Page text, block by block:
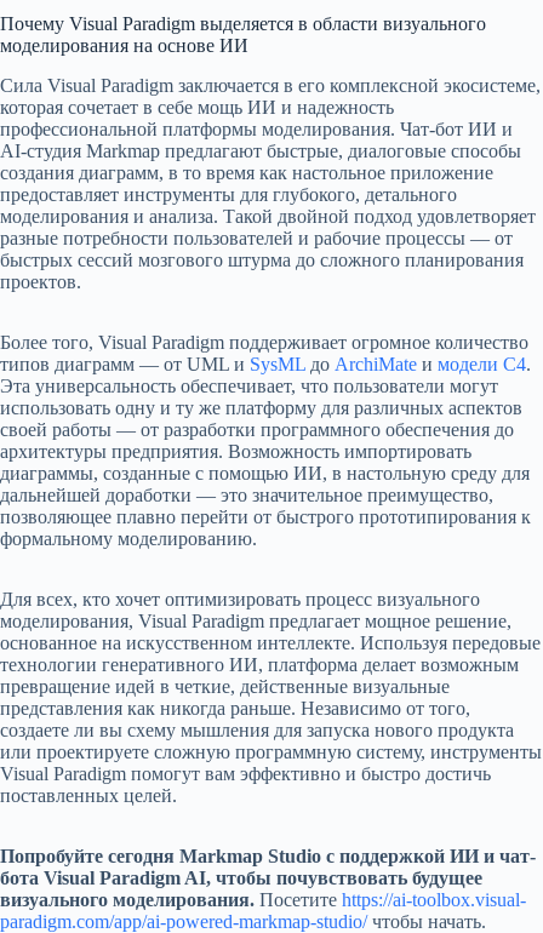
Почему Visual Paradigm выделяется в области визуального
моделирования на основе ИИ
Сила Visual Paradigm заключается в его комплексной экосистеме,
которая сочетает в себе мощь ИИ и надежность
профессиональной платформы моделирования. Чат-бот ИИ и
AI-студия Markmap предлагают быстрые, диалоговые способы
создания диаграмм, в то время как настольное приложение
предоставляет инструменты для глубокого, детального
моделирования и анализа. Такой двойной подход удовлетворяет
разные потребности пользователей и рабочие процессы — от
быстрых сессий мозгового штурма до сложного планирования
проектов.
Более того, Visual Paradigm поддерживает огромное количество
типов диаграмм — от UML и SysML до ArchiMate и модели C4.
Эта универсальность обеспечивает, что пользователи могут
использовать одну и ту же платформу для различных аспектов
своей работы — от разработки программного обеспечения до
архитектуры предприятия. Возможность импортировать
диаграммы, созданные с помощью ИИ, в настольную среду для
дальнейшей доработки — это значительное преимущество,
позволяющее плавно перейти от быстрого прототипирования к
формальному моделированию.
Для всех, кто хочет оптимизировать процесс визуального
моделирования, Visual Paradigm предлагает мощное решение,
основанное на искусственном интеллекте. Используя передовые
технологии генеративного ИИ, платформа делает возможным
превращение идей в четкие, действенные визуальные
представления как никогда раньше. Независимо от того,
создаете ли вы схему мышления для запуска нового продукта
или проектируете сложную программную систему, инструменты
Visual Paradigm помогут вам эффективно и быстро достичь
поставленных целей.
Попробуйте сегодня Markmap Studio с поддержкой ИИ и чат-
бота Visual Paradigm AI, чтобы почувствовать будущее
визуального моделирования. Посетите https://ai-toolbox.visual-
paradigm.com/app/ai-powered-markmap-studio/чтобы начать.